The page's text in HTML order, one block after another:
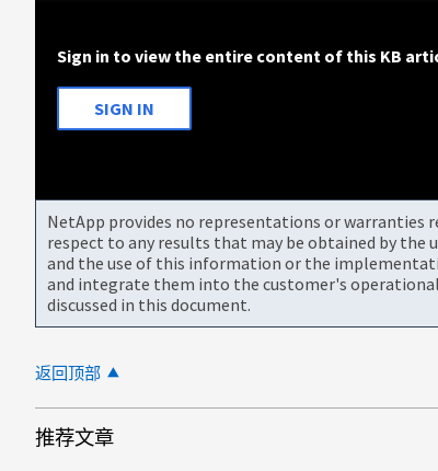
Sign in to view the entire content of this KB
SIGN IN
NetApp provides no representations or
respect to any results that may be obtained by the
and the use of this information or the
and integrate them into the customer's
discussed in this document.
返回顶部
推荐文章